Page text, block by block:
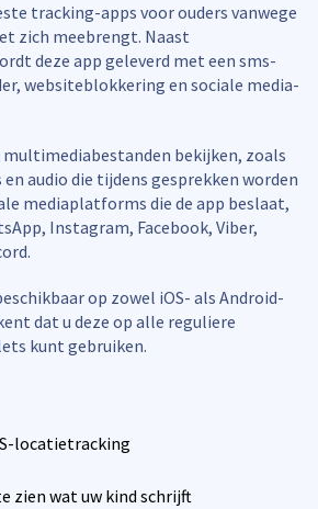
tracking-apps voor ouders vanwege
zich meebrengt. Naast
deze app geleverd met een sms-
websiteblokkering en sociale media-
multimediabestanden bekijken, zoals
audio die tijdens gesprekken worden
mediaplatforms die de app beslaat,
Instagram, Facebook, Viber,
op zowel iOS- als Android-
dat u deze op alle reguliere
kunt gebruiken.
locatietracking
zien wat uw kind schrijft